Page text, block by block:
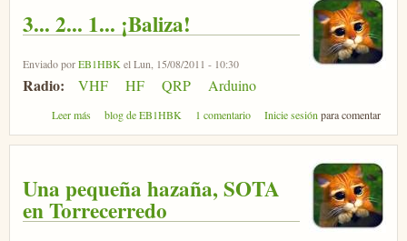
3... 2... 1... ¡Baliza!
Enviado porEB1HBKel Lun, 15/08/2011 - 10:30
Radio: VHF HF QRP Arduino
Leer más sobre 3... 2... 1... ¡Baliza!
blog de EB1HBK 1 comentario Inicie sesiónpara comentar
Una pequeña hazaña, SOTA
en Torrecerredo